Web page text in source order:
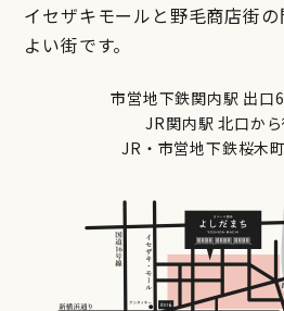
イセザキモールと野毛商店街
よい街です。
市営地下鉄関内駅 出口
JR関内駅 北口か
JR・市営地下鉄桜木